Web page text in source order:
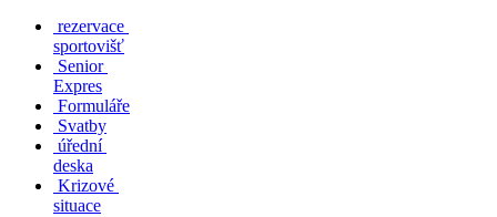
rezervace
sportovišť
Senior
Expres
Formuláře
Svatby
úřední
deska
Krizové
situace